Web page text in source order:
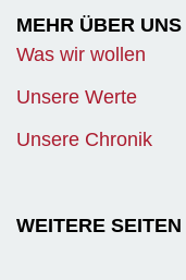
MEHR ÜBER UNS
Was wir wollen
Unsere Werte
Unsere Chronik
WEITERE SEITEN